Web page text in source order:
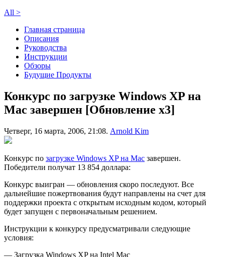
All >
Главная страница
Описания
Руководства
Инструкции
Обзоры
Будущие Продукты
Конкурс по загрузке Windows XP на
Mac завершен [Обновление x3]
Четверг, 16 марта, 2006, 21:08. Arnold Kim
Конкурс по загрузке Windows XP на Mac завершен.
Победители получат 13 854 доллара:
Конкурс выигран — обновления скоро последуют. Все
дальнейшие пожертвования будут направлены на счет для
поддержки проекта с открытым исходным кодом, который
будет запущен с первоначальным решением.
Инструкции к конкурсу предусматривали следующие
условия:
— Загрузка Windows XP на Intel Mac